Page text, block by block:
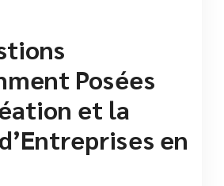
Posées
et la
en